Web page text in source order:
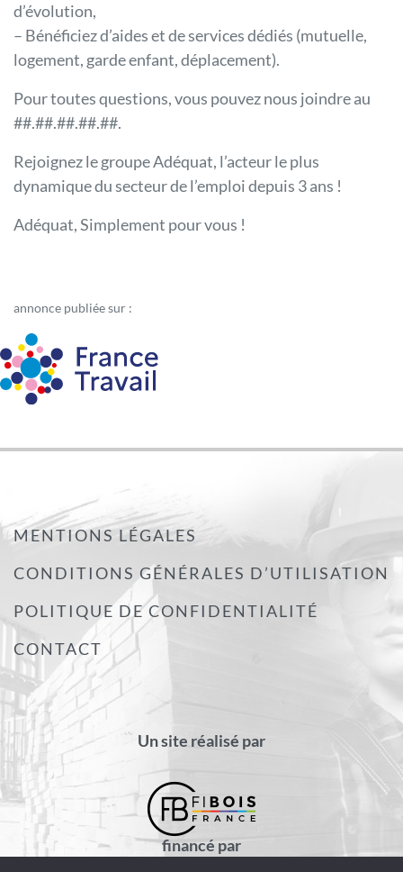
d’évolution,
– Bénéficiez d’aides et de services dédiés (mutuelle,
logement, garde enfant, déplacement).
Pour toutes questions, vous pouvez nous joindre au
##.##.##.##.##.
Rejoignez le groupe Adéquat, l’acteur le plus
dynamique du secteur de l’emploi depuis 3 ans !
Adéquat, Simplement pour vous !
annonce publiée sur :
MENTIONS LÉGALES
CONDITIONS GÉNÉRALES D’UTILISATION
POLITIQUE DE CONFIDENTIALITÉ
CONTACT
Un site réalisé par
financé par